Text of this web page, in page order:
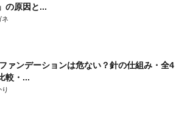
の原因と...
ネ
ァンデーションは危ない？針の仕組み・全4
較・...
り